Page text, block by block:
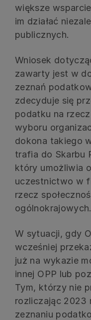
większe
im działać
publicznych.
Wniosek
zawarty jest w
zeznań
zdecyduje się
podatku na
wyboru
dokona takiego
trafia do Skarbu
który umożliwia
uczestnictwo w
rzecz
ogólnokrajowych.
W sytuacji, gdy
wcześniej
już na wykazie
innej OPP lub
Tym, którzy nie
rozliczając 2023
zeznaniu